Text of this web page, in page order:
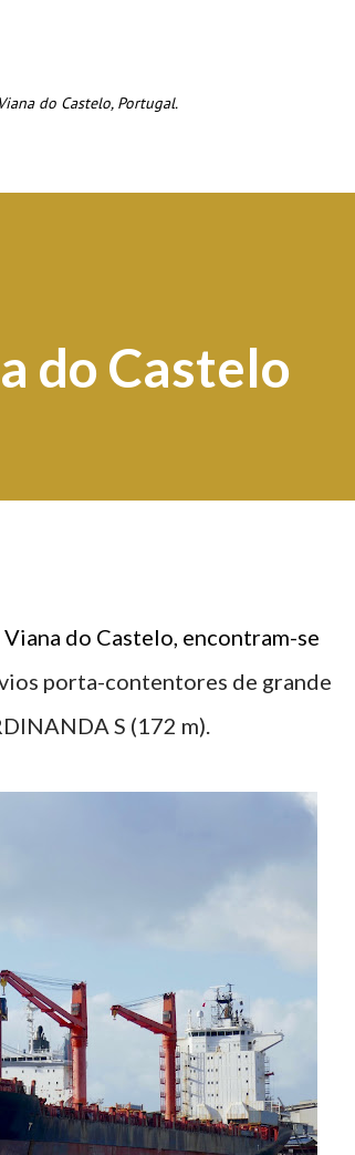
do Castelo, Portugal.
do Castelo
do Castelo, encontram-se
porta-contentores de grande
S (172 m).